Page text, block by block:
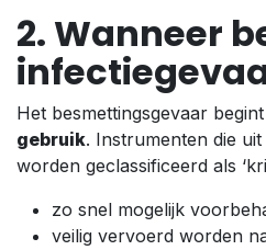
2. Wanneer
Het besmettingsgevaar begint
gebruik. Instrumenten die
worden geclassificeerd als
zo snel mogelijk
veilig vervoerd worden